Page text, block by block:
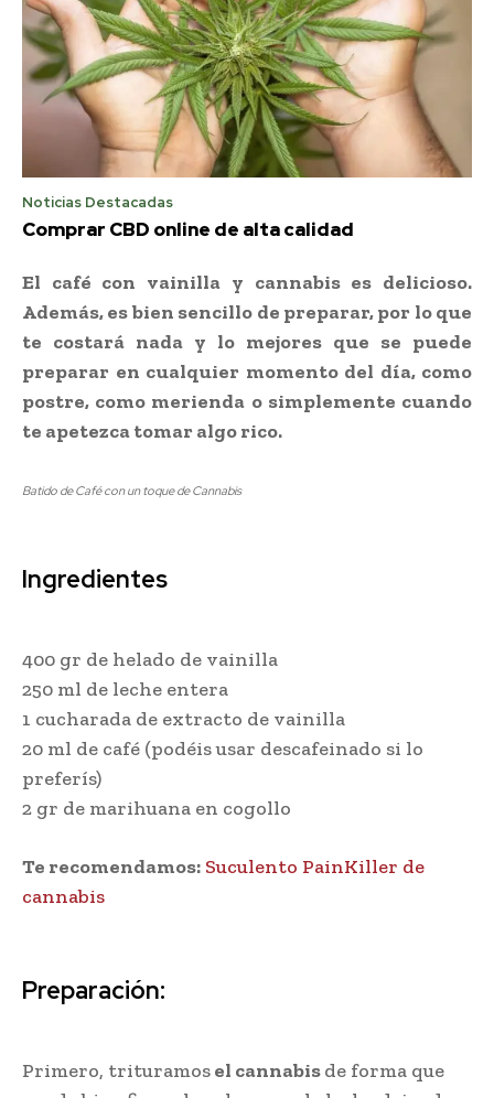
Noticias Destacadas
Comprar CBD online de alta calidad
El café con vainilla y cannabis es delicioso.
Además, es bien sencillo de preparar, por lo que
te costará nada y lo mejores que se puede
preparar en cualquier momento del día, como
postre, como merienda o simplemente cuando
te apetezca tomar algo rico.
Batido de Café con un toque de Cannabis
Ingredientes
400 gr de helado de vainilla
250 ml de leche entera
1 cucharada de extracto de vainilla
20 ml de café (podéis usar descafeinado si lo
preferís)
2 gr de marihuana en cogollo
Te recomendamos: Suculento PainKiller de
cannabis
Preparación:
Primero, trituramosel cannabisde forma que